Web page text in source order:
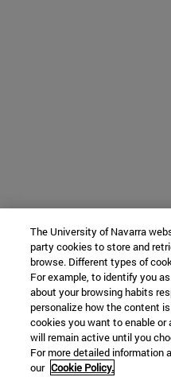
The University of Navarra
party cookies to store and
browse. Different types of
For example, to identify you
about your browsing habits
personalize how the content
cookies you want to enable
will remain active until you
For more detailed information
our Cookie Policy.